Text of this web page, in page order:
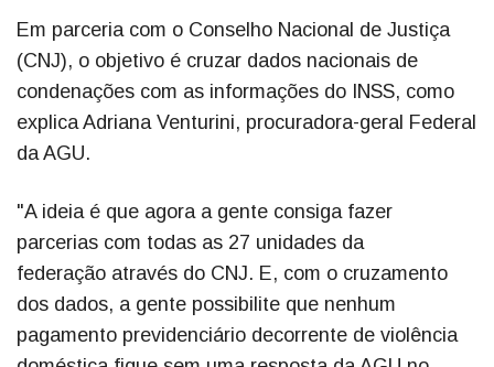
Em parceria com o Conselho Nacional de Justiça
(CNJ), o objetivo é cruzar dados nacionais de
condenações com as informações do INSS, como
explica Adriana Venturini, procuradora-geral Federal
da AGU.
"A ideia é que agora a gente consiga fazer
parcerias com todas as 27 unidades da
federação através do CNJ. E, com o cruzamento
dos dados, a gente possibilite que nenhum
pagamento previdenciário decorrente de violência